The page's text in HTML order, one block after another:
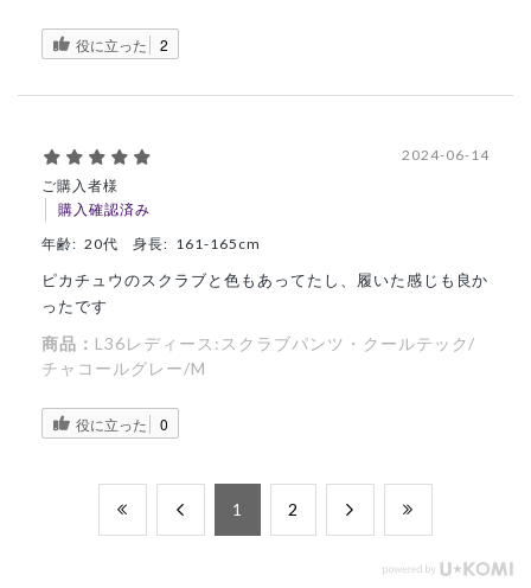
役に立った 2
ご購入者様
購入確認済み
2024-06-14
年齢: 20代 身長: 161-165cm
ピカチュウのスクラブと色もあってたし、履いた感じも良か
ったです
商品： L36レディース:スクラブパンツ・クールテック/
チャコールグレー/M
役に立った 0
​1 ​2